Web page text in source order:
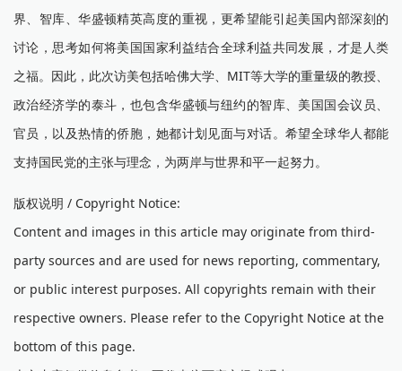
界、智库、华盛顿精英高度的重视，更希望能引起美国内部深刻的
讨论，思考如何将美国国家利益结合全球利益共同发展，才是人类
之福。因此，此次访美包括哈佛大学、MIT等大学的重量级的教授、
政治经济学的泰斗，也包含华盛顿与纽约的智库、美国国会议员、
官员，以及热情的侨胞，她都计划见面与对话。希望全球华人都能
支持国民党的主张与理念，为两岸与世界和平一起努力。
版权说明 / Copyright Notice:
Content and images in this article may originate from third-
party sources and are used for news reporting, commentary,
or public interest purposes. All copyrights remain with their
respective owners. Please refer to the Copyright Notice at the
bottom of this page.